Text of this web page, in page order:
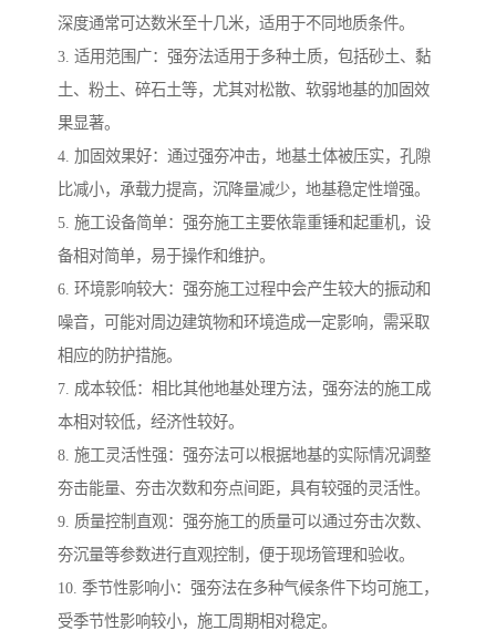
深度通常可达数米至十几米，适用于不同地质条件。
3. 适用范围广：强夯法适用于多种土质，包括砂土、黏
土、粉土、碎石土等，尤其对松散、软弱地基的加固效
果显著。
4. 加固效果好：通过强夯冲击，地基土体被压实，孔隙
比减小，承载力提高，沉降量减少，地基稳定性增强。
5. 施工设备简单：强夯施工主要依靠重锤和起重机，设
备相对简单，易于操作和维护。
6. 环境影响较大：强夯施工过程中会产生较大的振动和
噪音，可能对周边建筑物和环境造成一定影响，需采取
相应的防护措施。
7. 成本较低：相比其他地基处理方法，强夯法的施工成
本相对较低，经济性较好。
8. 施工灵活性强：强夯法可以根据地基的实际情况调整
夯击能量、夯击次数和夯点间距，具有较强的灵活性。
9. 质量控制直观：强夯施工的质量可以通过夯击次数、
夯沉量等参数进行直观控制，便于现场管理和验收。
10. 季节性影响小：强夯法在多种气候条件下均可施工，
受季节性影响较小，施工周期相对稳定。